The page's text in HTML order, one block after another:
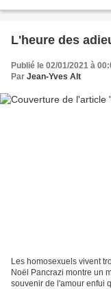
L'heure des
Publié le 02/01/2021 à
Par Jean-Yves Alt
Les homosexuels vivent
Noël Pancrazi montre un
souvenir de l'amour enfui